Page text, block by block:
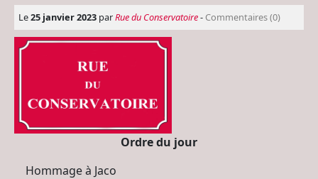
Le25 janvier 2023 parRue du Conservatoire- Commentaires (0)
Ordre du jour
Hommage à Jaco